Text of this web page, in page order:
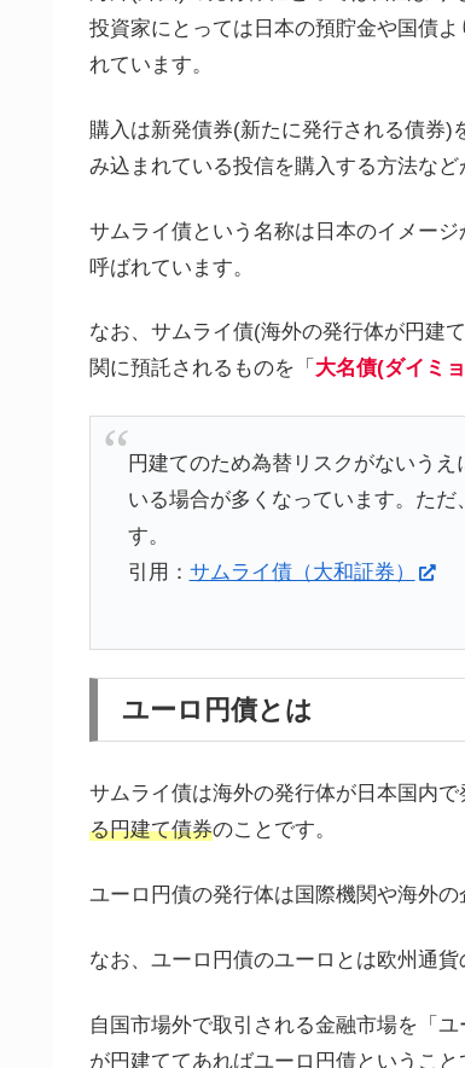
投資家にとっては日本の預貯金や国債
れています。
購入は新発債券(新たに発行される債券)
み込まれている投信を購入する方法など
サムライ債という名称は日本のイメー
呼ばれています。
なお、サムライ債(海外の発行体が円建
関に預託されるものを「 大名債(ダイミ
円建てのため為替リスクがないう
いる場合が多くなっています。た
す。
引用： サムライ債（大和証券）
ユーロ円債とは
サムライ債は海外の発行体が日本国内で
る円建て債券のことです。
ユーロ円債の発行体は国際機関や海外
なお、ユーロ円債のユーロとは欧州通貨
自国市場外で取引される金融市場を「
が円建ててあればユーロ円債ということ